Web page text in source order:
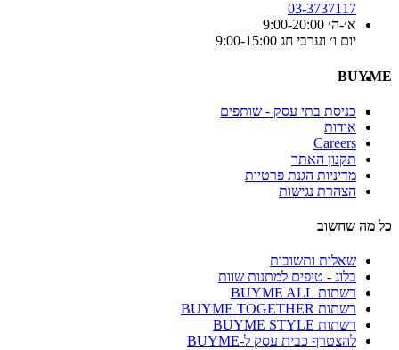
03-3737117
א׳-ה׳ 9:00-20:00
יום ו׳ וערבי חג 9:00-15:00
BUYME
כניסת בתי עסק - שותפים
אודות
Careers
תקנון האתר
מדיניות הגנת פרטיות
הצהרת נגישות
כל מה שחשוב
שאלות ותשובות
בלוג - טיפים למתנות שוות
רשתות BUYME ALL
רשתות BUYME TOGETHER
רשתות BUYME STYLE
להצטרף כבית עסק ל-BUYME